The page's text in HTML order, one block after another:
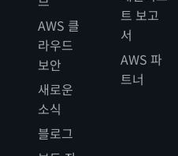
AWS 클
라우드
보안
새로운
소식
블로그
트 보고
서
AWS 파
트너